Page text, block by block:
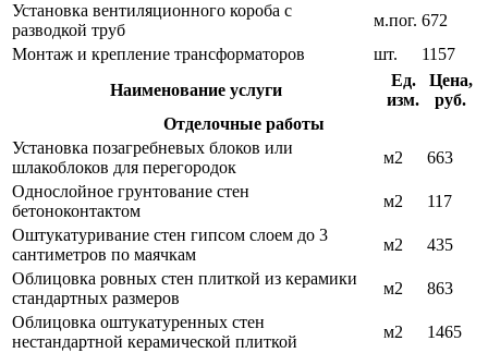
Установка вентиляционного короба с
разводкой труб
м.пог. 672
Монтаж и крепление трансформаторов
шт.
1157
Наименование услуги
Ед.
изм.
Цена,
руб.
Отделочные работы
Установка позагребневых блоков или
шлакоблоков для перегородок
м2
663
Однослойное грунтование стен
бетоноконтактом
м2
117
Оштукатуривание стен гипсом слоем до 3
сантиметров по маячкам
м2
435
Облицовка ровных стен плиткой из керамики
стандартных размеров
м2
863
Облицовка оштукатуренных стен
нестандартной керамической плиткой
м2
1465